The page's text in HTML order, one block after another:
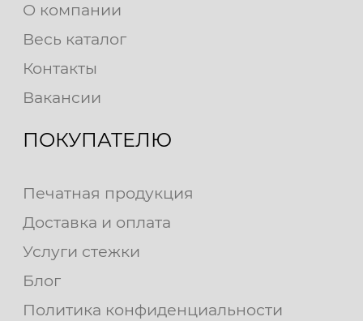
О компании
Весь каталог
Контакты
Вакансии
ПОКУПАТЕЛЮ
Печатная продукция
Доставка и оплата
Услуги стежки
Блог
Политика конфиденциальности